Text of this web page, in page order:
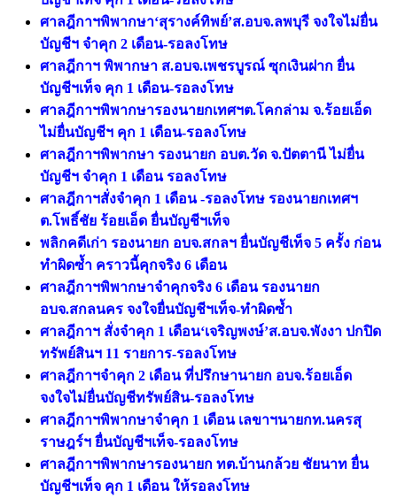
ศาลฎีกาฯพิพากษา‘สุรางค์ทิพย์’ส.อบจ.ลพบุรี จงใจไม่ยื่น
บัญชีฯ จำคุก 2 เดือน-รอลงโทษ
ศาลฎีกาฯ พิพากษา ส.อบจ.เพชรบูรณ์ ซุกเงินฝาก ยื่น
บัญชีฯเท็จ คุก 1 เดือน-รอลงโทษ
ศาลฎีกาฯพิพากษารองนายกเทศฯต.โคกล่าม จ.ร้อยเอ็ด
ไม่ยื่นบัญชีฯ คุก 1 เดือน-รอลงโทษ
ศาลฎีกาฯพิพากษา รองนายก อบต.วัด จ.ปัตตานี ไม่ยื่น
บัญชีฯ จำคุก 1 เดือน รอลงโทษ
ศาลฎีกาฯสั่งจำคุก 1 เดือน -รอลงโทษ รองนายกเทศฯ
ต.โพธิ์ชัย ร้อยเอ็ด ยื่นบัญชีฯเท็จ
พลิกคดีเก่า รองนายก อบจ.สกลฯ ยื่นบัญชีเท็จ 5 ครั้ง ก่อน
ทำผิดซ้ำ คราวนี้คุกจริง 6 เดือน
ศาลฎีกาฯพิพากษาจำคุกจริง 6 เดือน รองนายก
อบจ.สกลนคร จงใจยื่นบัญชีฯเท็จ-ทำผิดซ้ำ
ศาลฎีกาฯ สั่งจำคุก 1 เดือน‘เจริญพงษ์’ส.อบจ.พังงา ปกปิด
ทรัพย์สินฯ 11 รายการ-รอลงโทษ
ศาลฎีกาฯจําคุก 2 เดือน ที่ปรึกษานายก อบจ.ร้อยเอ็ด
จงใจไม่ยื่นบัญชีทรัพย์สิน-รอลงโทษ
ศาลฎีกาฯพิพากษาจำคุก 1 เดือน เลขาฯนายกท.นครสุ
ราษฎร์ฯ ยื่นบัญชีฯเท็จ-รอลงโทษ
ศาลฎีกาฯพิพากษารองนายก ทต.บ้านกล้วย ชัยนาท ยื่น
บัญชีฯเท็จ คุก 1 เดือน ให้รอลงโทษ